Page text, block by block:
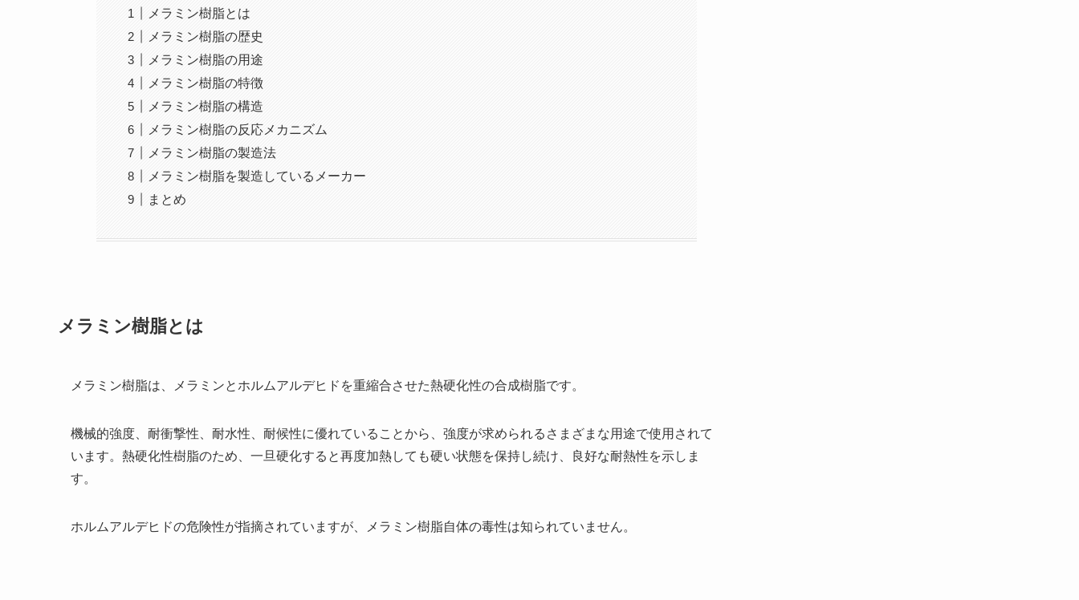
メラミン樹脂とは
メラミン樹脂の歴史
メラミン樹脂の用途
メラミン樹脂の特徴
メラミン樹脂の構造
メラミン樹脂の反応メカニズム
メラミン樹脂の製造法
メラミン樹脂を製造しているメーカー
まとめ
メラミン樹脂とは
メラミン樹脂は、メラミンとホルムアルデヒドを重縮合させた熱硬化性の合成樹脂です。
機械的強度、耐衝撃性、耐水性、耐候性に優れていることから、強度が求められるさまざまな用途で使用されて
います。熱硬化性樹脂のため、一旦硬化すると再度加熱しても硬い状態を保持し続け、良好な耐熱性を示しま
す。
ホルムアルデヒドの危険性が指摘されていますが、メラミン樹脂自体の毒性は知られていません。